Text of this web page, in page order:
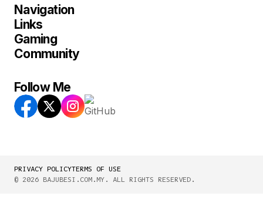
Navigation
Links
Gaming
Community
Follow Me
PRIVACY POLICYTERMS OF USE
© 2026 BAJUBESI.COM.MY. ALL RIGHTS RESERVED.